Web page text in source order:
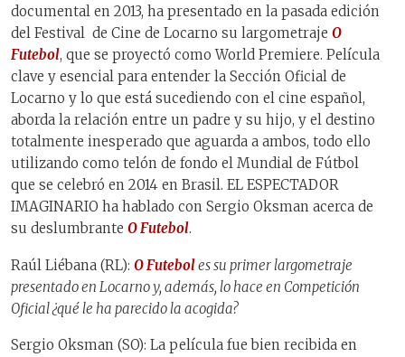
documental en 2013, ha presentado en la pasada edición
del Festival de Cine de Locarno su largometraje O
Futebol, que se proyectó como World Premiere. Película
clave y esencial para entender la Sección Oficial de
Locarno y lo que está sucediendo con el cine español,
aborda la relación entre un padre y su hijo, y el destino
totalmente inesperado que aguarda a ambos, todo ello
utilizando como telón de fondo el Mundial de Fútbol
que se celebró en 2014 en Brasil. EL ESPECTADOR
IMAGINARIO ha hablado con Sergio Oksman acerca de
su deslumbrante O Futebol.
Raúl Liébana (RL): O Futeboles su primer largometraje
presentado en Locarno y, además, lo hace en Competición
Oficial ¿qué le ha parecido la acogida?
Sergio Oksman (SO): La película fue bien recibida en